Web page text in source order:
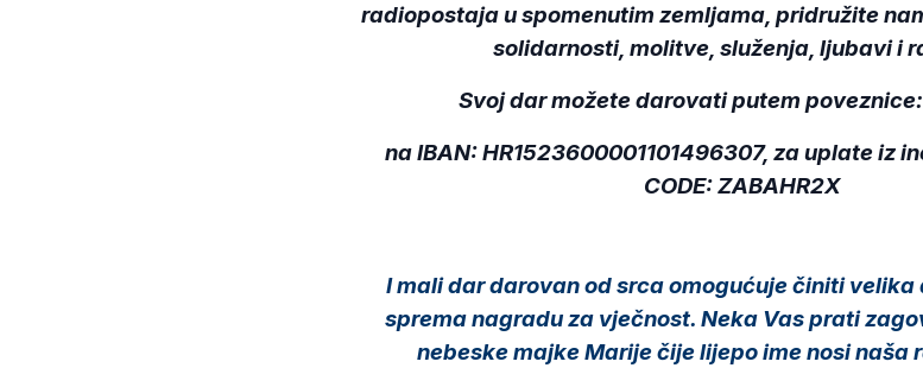
radiopostaja u spomenutim zemljama, pridružite
solidarnosti, molitve, služenja, ljubavi i
Svoj dar možete darovati putem poveznice:
na IBAN: HR1523600001101496307, za uplate iz
CODE: ZABAHR2X
I mali dar darovan od srca omogućuje činiti velika
sprema nagradu za vječnost. Neka Vas prati
nebeske majke Marije čije lijepo ime nosi naša